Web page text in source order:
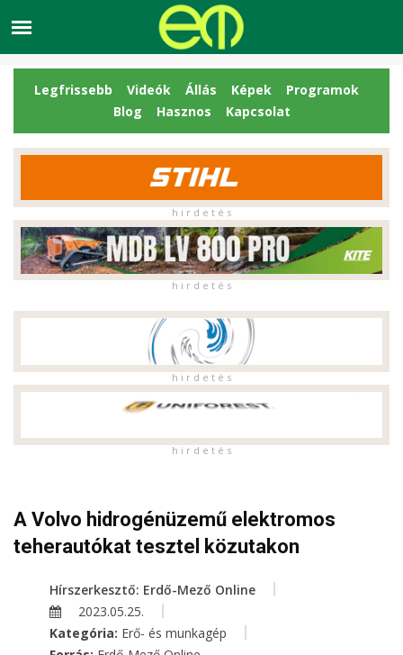
Legfrissebb Videók Állás Képek
Programok
Blog
Hasznos Kapcsolat
h i r d e t é s
h i r d e t é s
h i r d e t é s
h i r d e t é s
A Volvo hidrogénüzemű elektromos
teherautókat tesztel közutakon
Hírszerkesztő: Erdő-Mező Online
2023.05.25.
Kategória: Erő- és munkagép